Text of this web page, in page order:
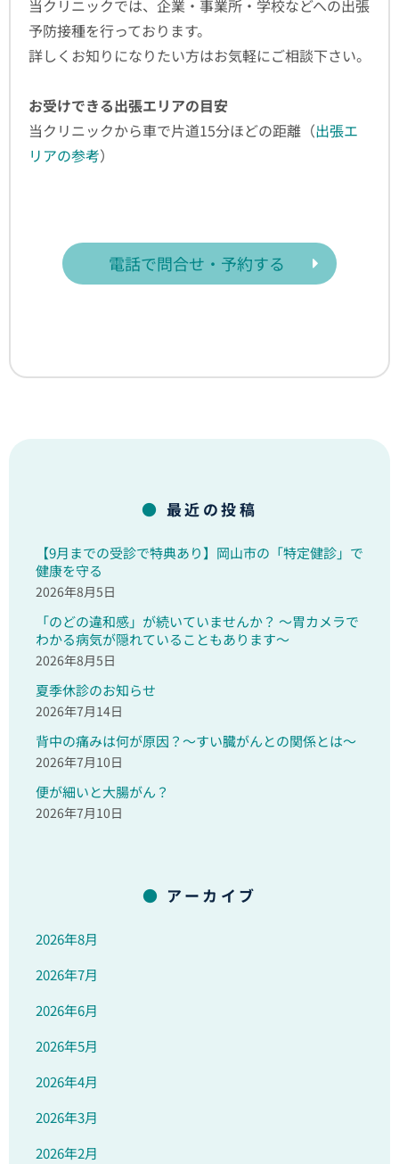
当クリニックでは、企業・事業所・学校などへの出張
予防接種を行っております。
詳しくお知りになりたい方はお気軽にご相談下さい。
お受けできる出張エリアの目安
当クリニックから車で片道15分ほどの距離（出張エ
リアの参考）
電話で問合せ・予約する
最近の投稿
【9月までの受診で特典あり】岡山市の「特定健診」で
健康を守る
2026年8月5日
「のどの違和感」が続いていませんか？ ～胃カメラで
わかる病気が隠れていることもあります～
2026年8月5日
夏季休診のお知らせ
2026年7月14日
背中の痛みは何が原因？～すい臓がんとの関係とは～
2026年7月10日
便が細いと大腸がん？
2026年7月10日
アーカイブ
2026年8月
2026年7月
2026年6月
2026年5月
2026年4月
2026年3月
2026年2月